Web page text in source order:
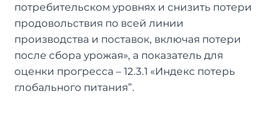
потребительском уровнях и снизить потери
продовольствия по всей линии
производства и поставок, включая потери
после сбора урожая», а показатель для
оценки прогресса – 12.3.1 «Индекс потерь
глобального питания”.